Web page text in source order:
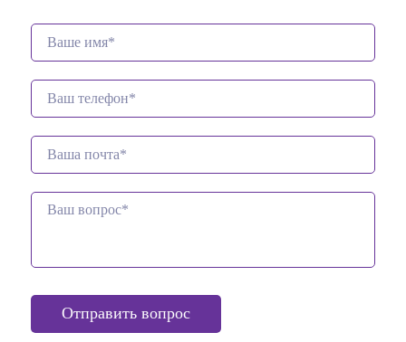
Отправить вопрос